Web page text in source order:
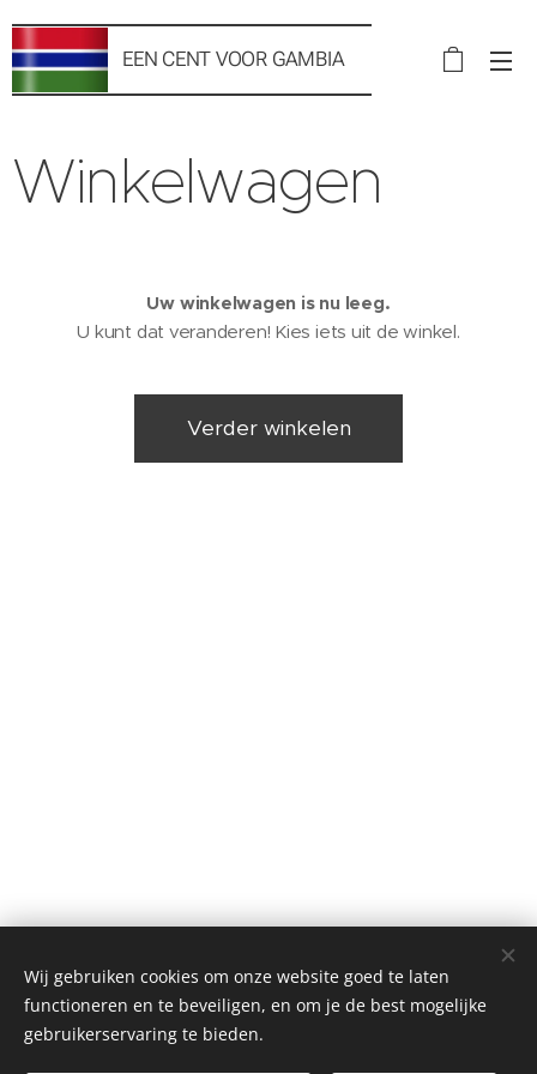
EEN CENT VOOR GAMBIA
VZW
Winkelwagen
Uw winkelwagen is nu leeg.
U kunt dat veranderen! Kies iets uit de winkel.
Verder winkelen
Wij gebruiken cookies om onze website goed te laten
functioneren en te beveiligen, en om je de best mogelijke
gebruikerservaring te bieden.